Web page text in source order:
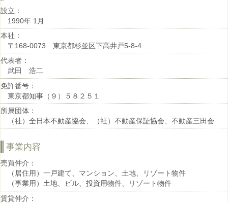
設立：
1990年 1月
本社：
〒168-0073 東京都杉並区下高井戸5-8-4
代表者：
武田 浩二
免許番号：
東京都知事（９）５８２５１
所属団体：
（社）全日本不動産協会、（社）不動産保証協会、不動産三田会
事業内容
売買仲介：
（居住用）一戸建て、マンション、土地、リゾート物件
（事業用）土地、ビル、投資用物件、リゾート物件
賃貸仲介：